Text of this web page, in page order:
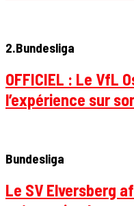
2.Bundesliga
OFFICIEL : Le VfL
l’expérience sur
Bundesliga
Le SV Elversberg